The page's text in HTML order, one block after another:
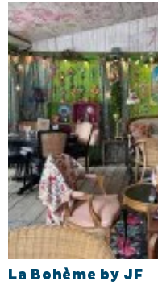
La Bohème by JF